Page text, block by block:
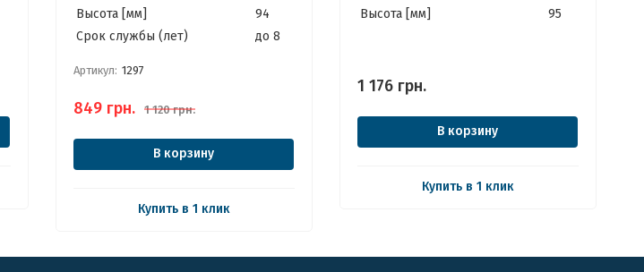
Высота [мм]
94
Cрок службы (лет)
до 8
Артикул: 1297
849 грн. 1 120 грн.
В корзину
Купить в 1 клик
Высота [мм]
95
1 176 грн.
В корзину
Купить в 1 клик